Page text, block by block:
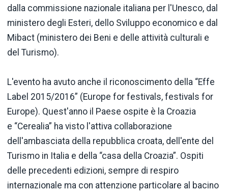
dalla commissione nazionale italiana per l'Unesco, dal
ministero degli Esteri, dello Sviluppo economico e dal
Mibact (ministero dei Beni e delle attività culturali e
del Turismo).
L'evento ha avuto anche il riconoscimento della “Effe
Label 2015/2016” (Europe for festivals, festivals for
Europe). Quest'anno il Paese ospite è la Croazia
e “Cerealia” ha visto l'attiva collaborazione
dell'ambasciata della repubblica croata, dell'ente del
Turismo in Italia e della “casa della Croazia”. Ospiti
delle precedenti edizioni, sempre di respiro
internazionale ma con attenzione particolare al bacino